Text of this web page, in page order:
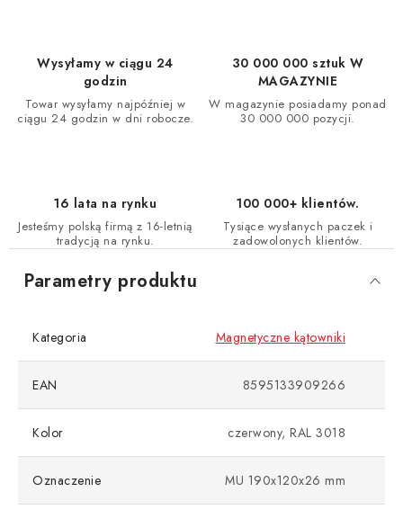
Wysyłamy w ciągu 24
godzin
Towar wysyłamy najpóźniej w
ciągu 24 godzin w dni robocze.
30 000 000 sztuk W
MAGAZYNIE
W magazynie posiadamy ponad
30 000 000 pozycji.
16 lata na rynku
Jesteśmy polską firmą z 16-letnią
tradycją na rynku.
100 000+ klientów.
Tysiące wysłanych paczek i
zadowolonych klientów.
Parametry produktu
Kategoria Magnetyczne kątowniki
EAN 8595133909266
Kolor czerwony, RAL 3018
Oznaczenie MU 190x120x26 mm